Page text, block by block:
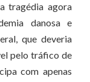
tragédia agora
danosa e
que deveria
pelo tráfico de
com apenas